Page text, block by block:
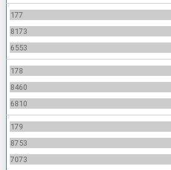
177
8173
6553
178
8460
6810
179
8753
7073